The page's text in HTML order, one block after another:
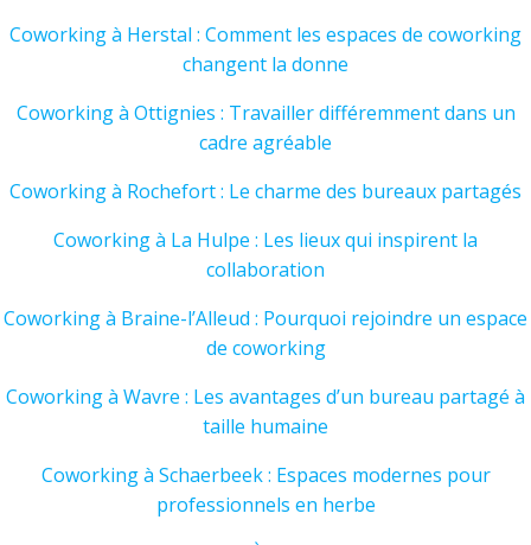
Coworking à Herstal : Comment les espaces de coworking
changent la donne
Coworking à Ottignies : Travailler différemment dans un
cadre agréable
Coworking à Rochefort : Le charme des bureaux partagés
Coworking à La Hulpe : Les lieux qui inspirent la
collaboration
Coworking à Braine-l’Alleud : Pourquoi rejoindre un espace
de coworking
Coworking à Wavre : Les avantages d’un bureau partagé à
taille humaine
Coworking à Schaerbeek : Espaces modernes pour
professionnels en herbe